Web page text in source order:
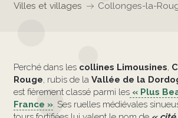
Villes et villages
Collonges-la-
Perché dans lescollines Limousines,
Rouge, rubis de la Vallée de la
est fièrement classé parmi les« Plus
France ». Ses ruelles médiévales